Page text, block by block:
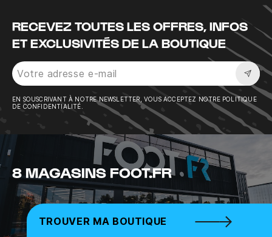
RECEVEZ TOUTES LES OFFRES, INFOS
ET EXCLUSIVITÉS DE LA BOUTIQUE
EN SOUSCRIVANT À NOTRE NEWSLETTER, VOUS ACCEPTEZ NOTRE POLITIQUE
DE CONFIDENTIALITÉ.
8 MAGASINS FOOT.FR
TROUVER MA BOUTIQUE